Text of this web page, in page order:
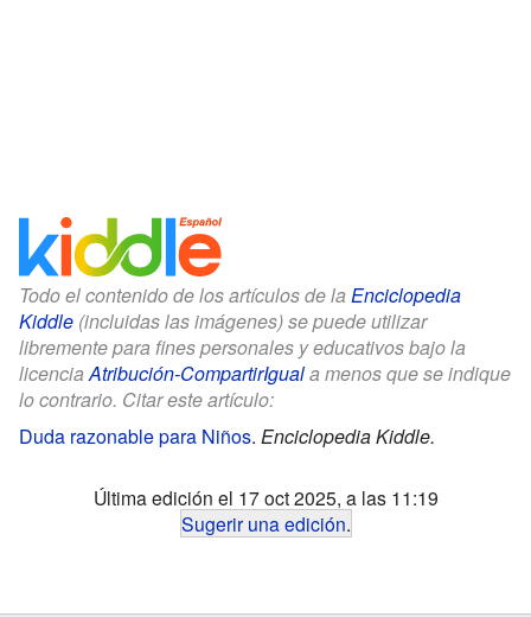
Todo el contenido de los artículos de la Enciclopedia
Kiddle (incluidas las imágenes) se puede utilizar
libremente para fines personales y educativos bajo la
licencia Atribución-CompartirIguala menos que se indique
lo contrario. Citar este artículo:
Duda razonable para Niños. Enciclopedia Kiddle.
Última edición el 17 oct 2025, a las 11:19
Sugerir una edición.